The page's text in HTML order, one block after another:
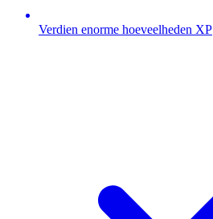
Verdien enorme hoeveelheden XP